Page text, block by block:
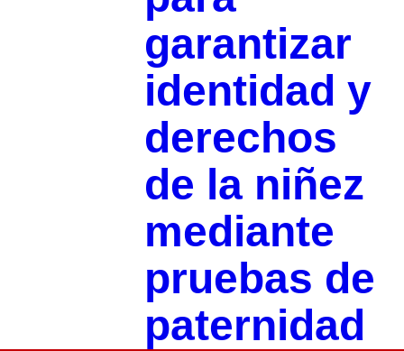
garantizar
identidad y
derechos
de la niñez
mediante
pruebas de
paternidad